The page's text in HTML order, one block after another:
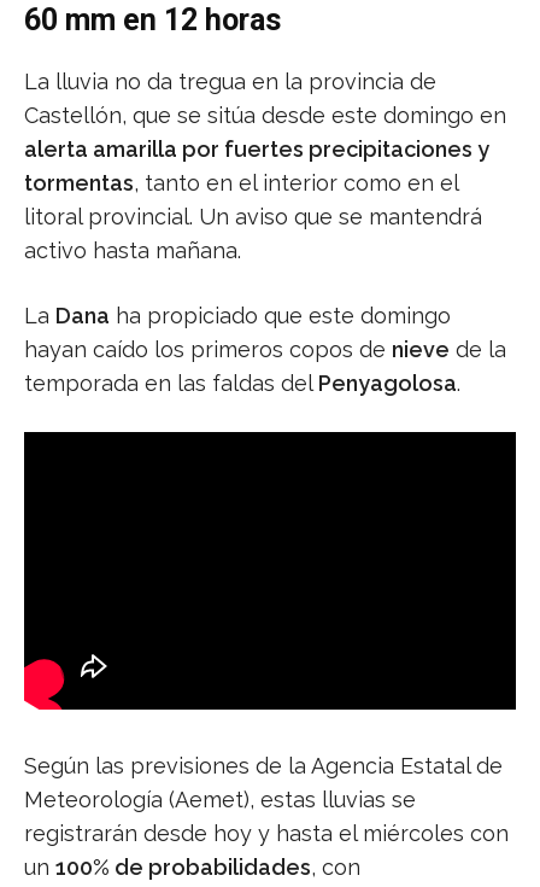
60 mm en 12 horas
La lluvia no da tregua en la provincia de
Castellón, que se sitúa desde este domingo en
alerta amarilla por fuertes precipitaciones y
tormentas, tanto en el interior como en el
litoral provincial. Un aviso que se mantendrá
activo hasta mañana.
La Dana ha propiciado que este domingo
hayan caído los primeros copos de nieve de la
temporada en las faldas del Penyagolosa.
Según las previsiones de la Agencia Estatal de
Meteorología (Aemet), estas lluvias se
registrarán desde hoy y hasta el miércoles con
un 100% de probabilidades, con